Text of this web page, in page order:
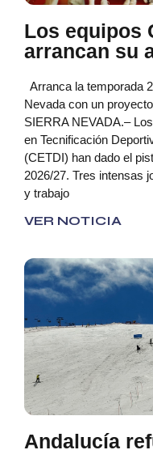
Los equipos
arrancan su
Arranca la temporada
Nevada con un
SIERRA NEVADA.–
en Tecnificación
(CETDI) han dado el
2026/27. Tres intensas
y trabajo
VER NOTICIA
Andalucía